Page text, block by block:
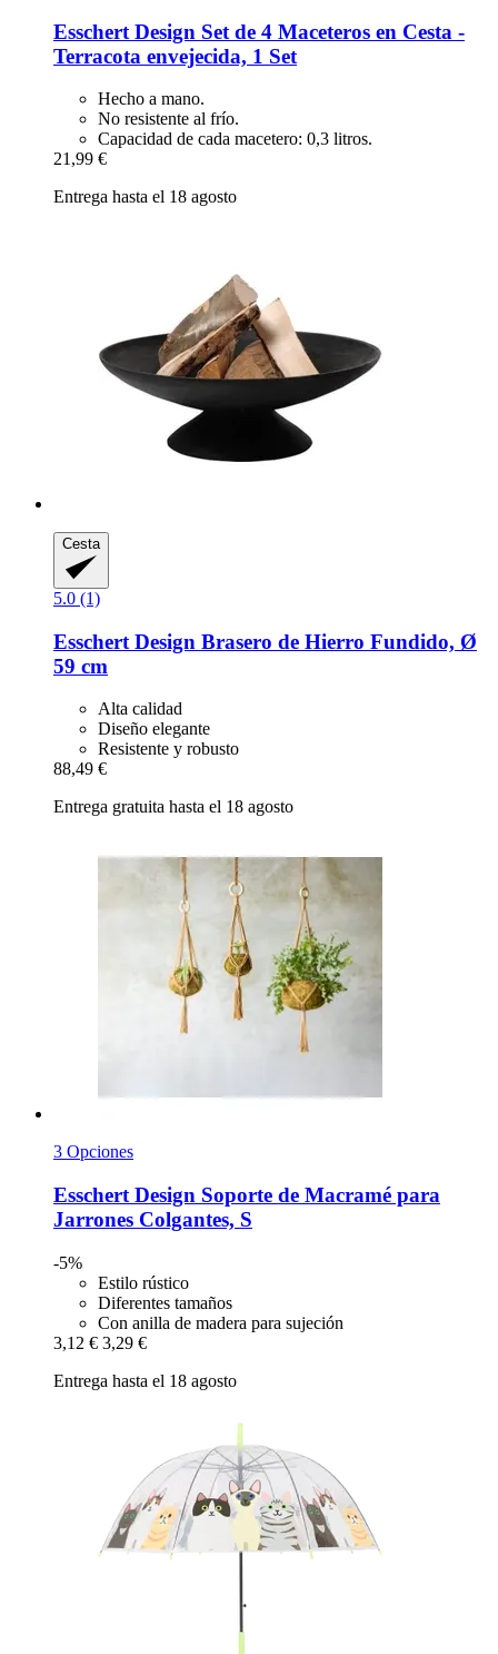
Esschert Design Set de 4 Maceteros en Cesta -​
Terracota envejecida, 1 Set
Hecho a mano.
No resistente al frío.
Capacidad de cada macetero: 0,3 litros.
21,99 €
Entrega hasta el 18 agosto
Cesta
5.0 (1)
Esschert Design Brasero de Hierro Fundido, Ø
59 cm
Alta calidad
Diseño elegante
Resistente y robusto
88,49 €
Entrega gratuita hasta el 18 agosto
3 Opciones
Esschert Design Soporte de Macramé para
Jarrones Colgantes, S
-5%
Estilo rústico
Diferentes tamaños
Con anilla de madera para sujeción
3,12 € 3,29 €
Entrega hasta el 18 agosto